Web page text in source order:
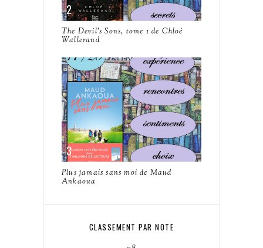
The Devil's Sons, tome 1 de Chloé
Wallerand
Plus jamais sans moi de Maud
Ankaoua
CLASSEMENT PAR NOTE